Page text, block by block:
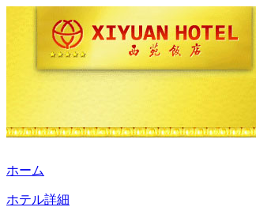
ホーム
ホテル詳細